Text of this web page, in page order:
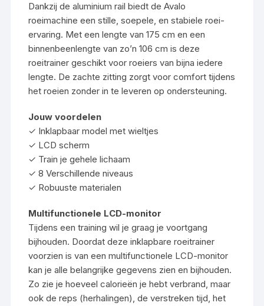
Dankzij de aluminium rail biedt de Avalo
roeimachine een stille, soepele, en stabiele roei-
ervaring. Met een lengte van 175 cm en een
binnenbeenlengte van zo’n 106 cm is deze
roeitrainer geschikt voor roeiers van bijna iedere
lengte. De zachte zitting zorgt voor comfort tijdens
het roeien zonder in te leveren op ondersteuning.
Jouw voordelen
✓ Inklapbaar model met wieltjes
✓ LCD scherm
✓ Train je gehele lichaam
✓ 8 Verschillende niveaus
✓ Robuuste materialen
Multifunctionele LCD-monitor
Tijdens een training wil je graag je voortgang
bijhouden. Doordat deze inklapbare roeitrainer
voorzien is van een multifunctionele LCD-monitor
kan je alle belangrijke gegevens zien en bijhouden.
Zo zie je hoeveel calorieën je hebt verbrand, maar
ook de reps (herhalingen), de verstreken tijd, het